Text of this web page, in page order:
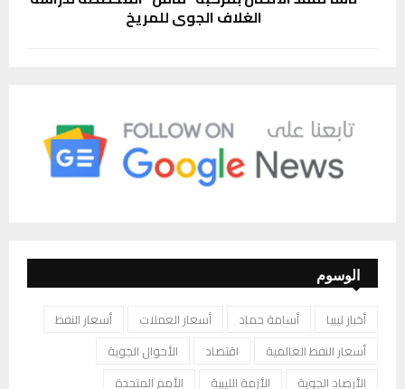
الغلاف الجوي للمريخ
الوسوم
أخبار ليبيا أسامة حماد أسعار العملات
أسعار النفط
أسعار النفط العالمية
اقتصاد
الأحوال الجوية
الأرصاد الجوية
الأزمة الليبية
الأمم المتحدة